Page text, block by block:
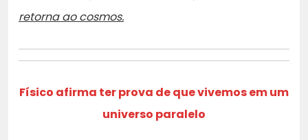
retorna ao cosmos.
Físico afirma ter prova de que vivemos em um
universo paralelo